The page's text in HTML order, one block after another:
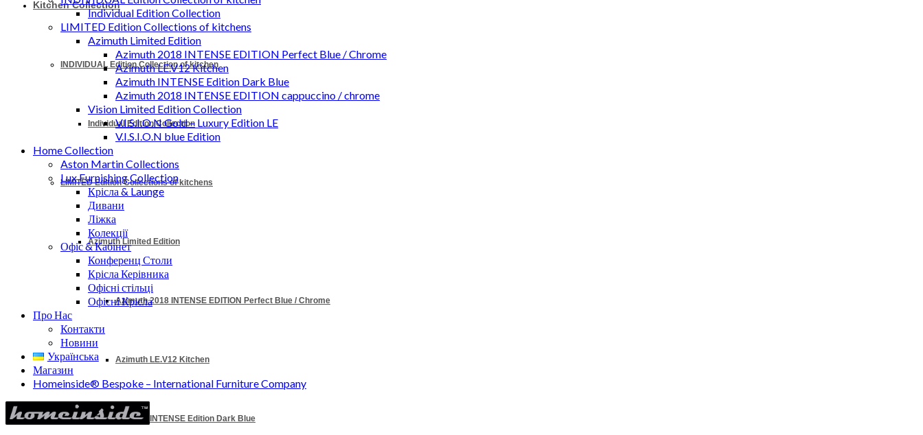
Kitchen Collection
INDIVIDUAL Edition Collection of kitchen
Individual Edition Collection
LIMITED Edition Collections of kitchens
Azimuth Limited Edition
Azimuth 2018 INTENSE EDITION Perfect Blue / Chrome
Azimuth LE.V12 Kitchen
Azimuth INTENSE Edition Dark Blue
Individual Edition Collection
LIMITED Edition Collections of kitchens
Azimuth Limited Edition
Azimuth 2018 INTENSE EDITION Perfect Blue / Chrome
Azimuth LE.V12 Kitchen
Azimuth INTENSE Edition Dark Blue
Azimuth 2018 INTENSE EDITION cappuccino / chrome
Vision Limited Edition Collection
V.I.S.I.O.N Gold – Luxury Edition LE
V.I.S.I.O.N blue Edition
Home Collection
Aston Martin Collections
Lux Furnishing Collection
Крісла & Launge
Дивани
Ліжка
Колекції
Офіс & Кабінет
Конференц Столи
Крісла Керівника
Офісні стільці
Офісні Крісла
Про Нас
Контакти
Новини
Українська
Магазин
Homeinside® Bespoke – International Furniture Company